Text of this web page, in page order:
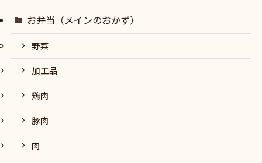
お弁当（メインのおかず）
野菜
加工品
鶏肉
豚肉
肉